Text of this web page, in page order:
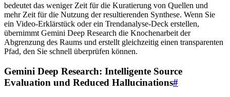
bedeutet das weniger Zeit für die Kuratierung von Quellen und
mehr Zeit für die Nutzung der resultierenden Synthese. Wenn Sie
ein Video-Erklärstück oder ein Trendanalyse-Deck erstellen,
übernimmt Gemini Deep Research die Knochenarbeit der
Abgrenzung des Raums und erstellt gleichzeitig einen transparenten
Pfad, den Sie schnell überprüfen können.
Gemini Deep Research: Intelligente Source
Evaluation und Reduced Hallucinations#